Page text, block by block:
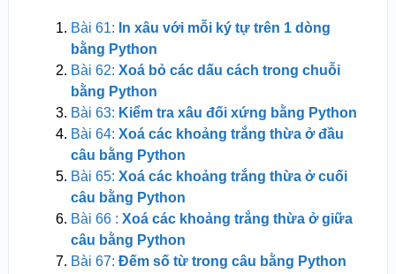
Bài 61: In xâu với mỗi ký tự trên 1 dòng
bằng Python
Bài 62: Xoá bỏ các dấu cách trong chuỗi
bằng Python
Bài 63: Kiểm tra xâu đối xứng bằng Python
Bài 64: Xoá các khoảng trắng thừa ở đầu
câu bằng Python
Bài 65: Xoá các khoảng trắng thừa ở cuối
câu bằng Python
Bài 66 : Xoá các khoảng trắng thừa ở giữa
câu bằng Python
Bài 67: Đếm số từ trong câu bằng Python